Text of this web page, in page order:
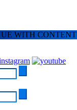
WITH CONTENT